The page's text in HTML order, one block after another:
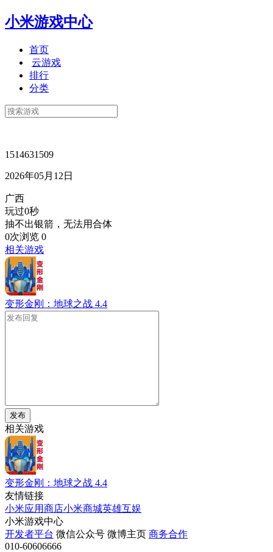
小米游戏中心
首页
云游戏
排行
分类
1514631509
2026年05月12日
广西
玩过0秒
抽不出银箭，无法用合体
0次浏览 0
相关游戏
变形金刚：地球之战 4.4
发布
相关游戏
变形金刚：地球之战 4.4
友情链接
小米应用商店小米商城英雄互娱
小米游戏中心
开发者平台 微信公众号 微博主页 商务合作
010-60606666